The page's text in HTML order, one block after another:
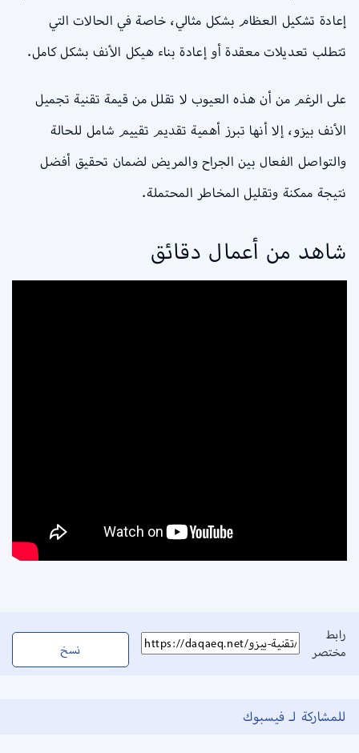
إعادة تشكيل العظام بشكل مثالي، خاصة في الحالات التي
تتطلب تعديلات معقدة أو إعادة بناء هيكل الأنف بشكل كامل.
على الرغم من أن هذه العيوب لا تقلل من قيمة تقنية تجميل
الأنف بيزو، إلا أنها تبرز أهمية تقديم تقييم شامل للحالة
والتواصل الفعال بين الجراح والمريض لضمان تحقيق أفضل
نتيجة ممكنة وتقليل المخاطر المحتملة.
شاهد من أعمال دقائق
رابط
مختصر
نسخ
للمشاركة لـ فيسبوك